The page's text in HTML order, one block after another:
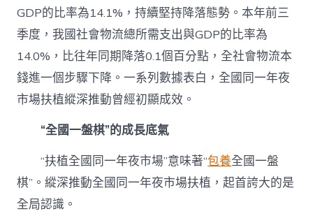
GDP的比率為14.1%，持續堅持降落態勢。本年前三
季度，我國社會物流總所需支出與GDP的比率為
14.0%，比往年同期降落0.1個百分點，全社會物流本
錢進一個步驟下降。一系列數據表白，全國同一年夜
市場扶植縱深推動曾經初顯成效。
“全國一盤棋”的成長底氣
“扶植全國同一年夜市場”意味著“包養全國一盤
棋”。縱深推動全國同一年夜市場扶植，起首誇大的是
全局認識。